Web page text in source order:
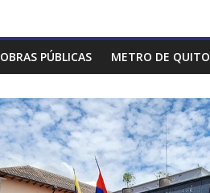
OBRAS PÚBLICAS METRO DE QUITO